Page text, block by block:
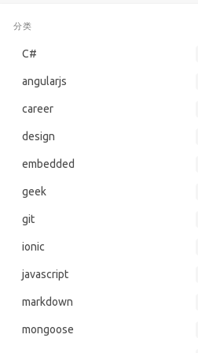
分类
C#
angularjs
career
design
embedded
geek
git
ionic
javascript
markdown
mongoose